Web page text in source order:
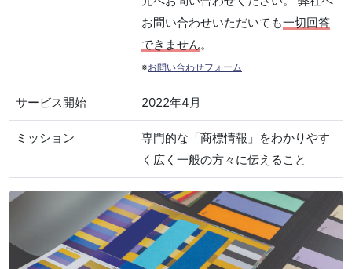
お問い合わせいただいても一切回答
できません。
※お問い合わせフォーム
サービス開始 2022年4月
ミッション
専門的な「商標情報」をわかりやす
く広く一般の方々に伝えること